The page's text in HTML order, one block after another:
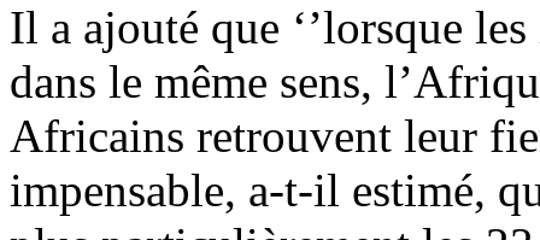
Il a ajouté que ‘’lorsque
dans le même sens,
Africains retrouvent leur
impensable, a-t-il estimé,